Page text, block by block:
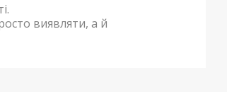
виявляти, а й